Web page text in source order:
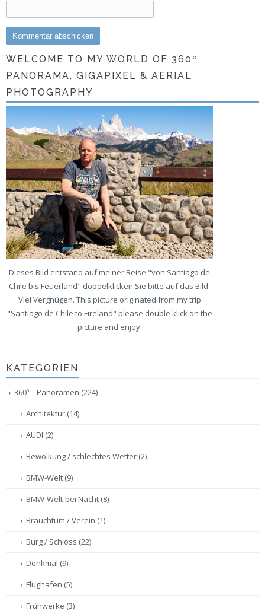
WELCOME TO MY WORLD OF 360º
PANORAMA, GIGAPIXEL & AERIAL
PHOTOGRAPHY
Dieses Bild entstand auf meiner Reise "von Santiago de
Chile bis Feuerland" doppelklicken Sie bitte auf das Bild.
Viel Vergnügen. This picture originated from my trip
"Santiago de Chile to Fireland" please double klick on the
picture and enjoy.
KATEGORIEN
360º – Panoramen (224)
Architektur (14)
AUDI (2)
Bewölkung / schlechtes Wetter (2)
BMW-Welt (9)
BMW-Welt-bei Nacht (8)
Brauchtum / Verein (1)
Burg / Schloss (22)
Denkmal (9)
Flughafen (5)
Frühwerke (3)